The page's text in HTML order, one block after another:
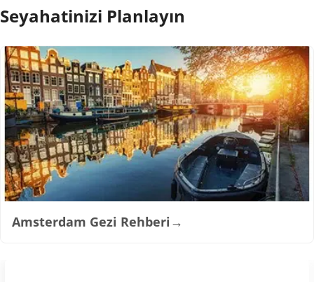
Seyahatinizi Planlayın
Amsterdam Gezi Rehberi→